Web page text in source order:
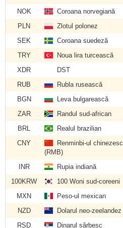
NOK
Coroana norvegiană
PLN
Zlotul polonez
SEK
Coroana suedeză
TRY
Noua lira turcească
XDR
DST
RUB
Rubla rusească
BGN
Leva bulgarească
ZAR
Randul sud-african
BRL
Realul brazilian
CNY
Renminbi-ul chinezesc
(RMB)
INR Rupia indiană
100KRW
100 Woni sud-coreeni
MXN
Peso-ul mexican
NZD
Dolarul neo-zeelandez
RSD
Dinarul sârbesc